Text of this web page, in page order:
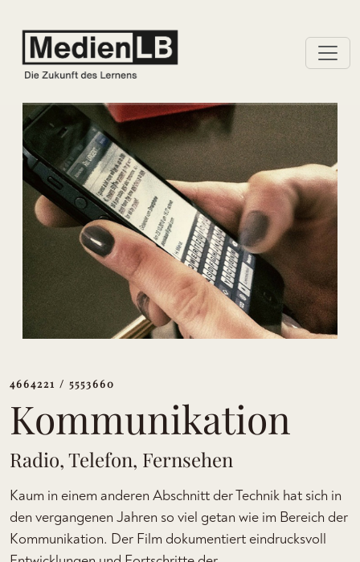
4664221 / 5553660
Kommunikation
Radio, Telefon, Fernsehen
Kaum in einem anderen Abschnitt der Technik hat sich in
den vergangenen Jahren so viel getan wie im Bereich der
Kommunikation. Der Film dokumentiert eindrucksvoll